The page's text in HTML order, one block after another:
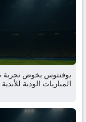
يوفنتوس يخوض تجربة
المباريات الودية للأندية